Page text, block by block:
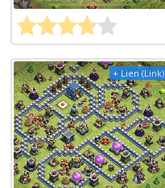
+ Lien (Link)